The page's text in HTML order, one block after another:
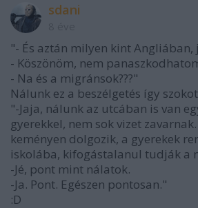
sdani
"- És aztán milyen kint Angliában,
- Köszönöm, nem
- Na és a migránsok???"
Nálunk ez a beszélgetés így
"-Jaja, nálunk az utcában is van
gyerekkel, nem sok vizet
keményen dolgozik, a gyerekek
iskolába, kifogástalanul tudják a
-Jé, pont mint nálatok.
-Ja. Pont. Egészen pontosan."
:D